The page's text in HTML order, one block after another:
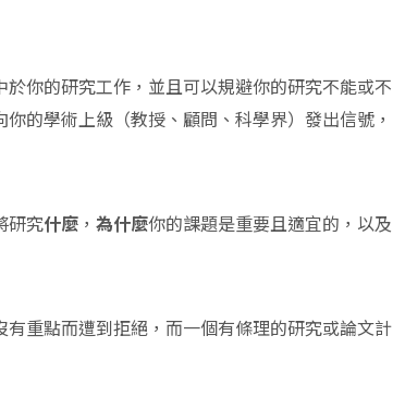
你的研究工作，並且可以規避你的研究不能或不
的學術上級（教授、顧問、科學界）發出信號，
研究什麼 ， 為什麼你的課題是重要且適宜的，以及
重點而遭到拒絕，而一個有條理的研究或論文計